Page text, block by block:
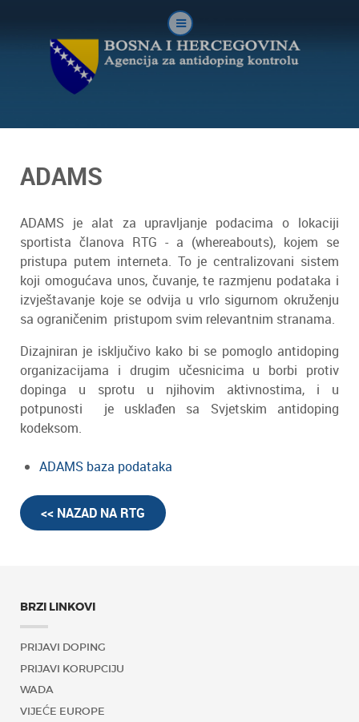
ADAMS
ADAMS je alat za upravljanje podacima o lokaciji
sportista članova RTG - a (whereabouts), kojem se
pristupa putem interneta. To je centralizovani sistem
koji omogućava unos, čuvanje, te razmjenu podataka i
izvještavanje koje se odvija u vrlo sigurnom okruženju
sa ograničenim pristupom svim relevantnim stranama.
Dizajniran je isključivo kako bi se pomoglo antidoping
organizacijama i drugim učesnicima u borbi protiv
dopinga u sprotu u njihovim aktivnostima, i u
potpunosti je usklađen sa Svjetskim antidoping
kodeksom.
ADAMS baza podataka
<< NAZAD NA RTG
BRZI LINKOVI
PRIJAVI DOPING
PRIJAVI KORUPCIJU
WADA
VIJEĆE EUROPE